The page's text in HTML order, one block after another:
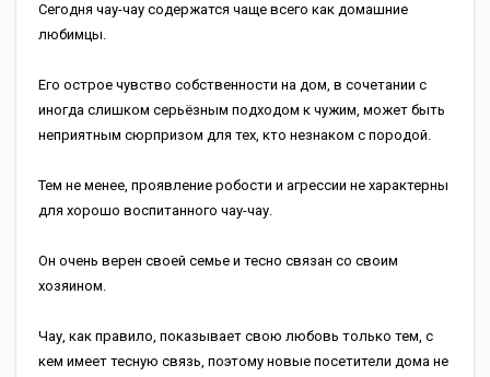
Сегодня чау-чау содержатся чаще всего как домашние
любимцы.
Его острое чувство собственности на дом, в сочетании с
иногда слишком серьёзным подходом к чужим, может быть
неприятным сюрпризом для тех, кто незнаком с породой.
Тем не менее, проявление робости и агрессии не характерны
для хорошо воспитанного чау-чау.
Он очень верен своей семье и тесно связан со своим
хозяином.
Чау, как правило, показывает свою любовь только тем, с
кем имеет тесную связь, поэтому новые посетители дома не